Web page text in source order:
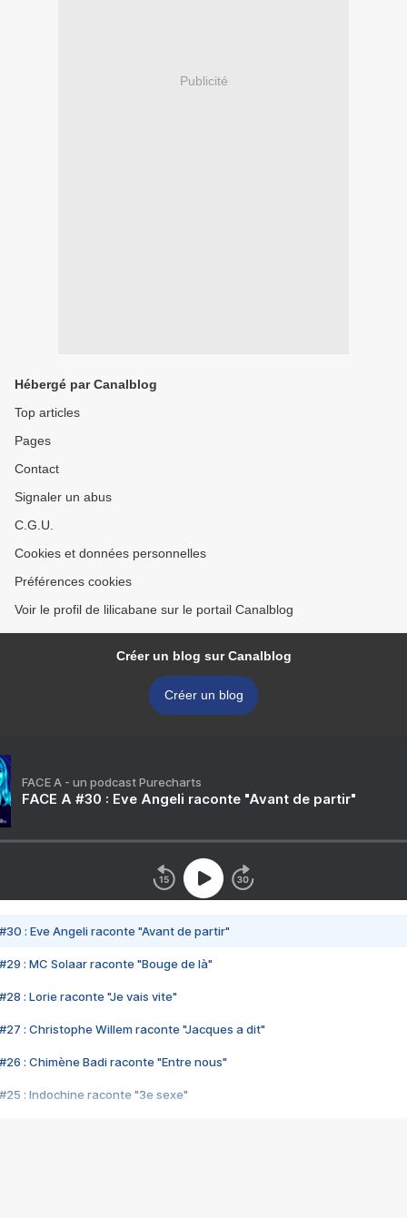
Publicité
Hébergé par Canalblog
Top articles
Pages
Contact
Signaler un abus
C.G.U.
Cookies et données personnelles
Préférences cookies
Voir le profil de lilicabane sur le portail Canalblog
Créer un blog sur Canalblog
Créer un blog
FACE A - un podcast Purecharts
FACE A #30 : Eve Angeli raconte "Avant de partir"
#30 : Eve Angeli raconte "Avant de partir"
#29 : MC Solaar raconte "Bouge de là"
#28 : Lorie raconte "Je vais vite"
#27 : Christophe Willem raconte "Jacques a dit"
#26 : Chimène Badi raconte "Entre nous"
#25 : Indochine raconte "3e sexe"